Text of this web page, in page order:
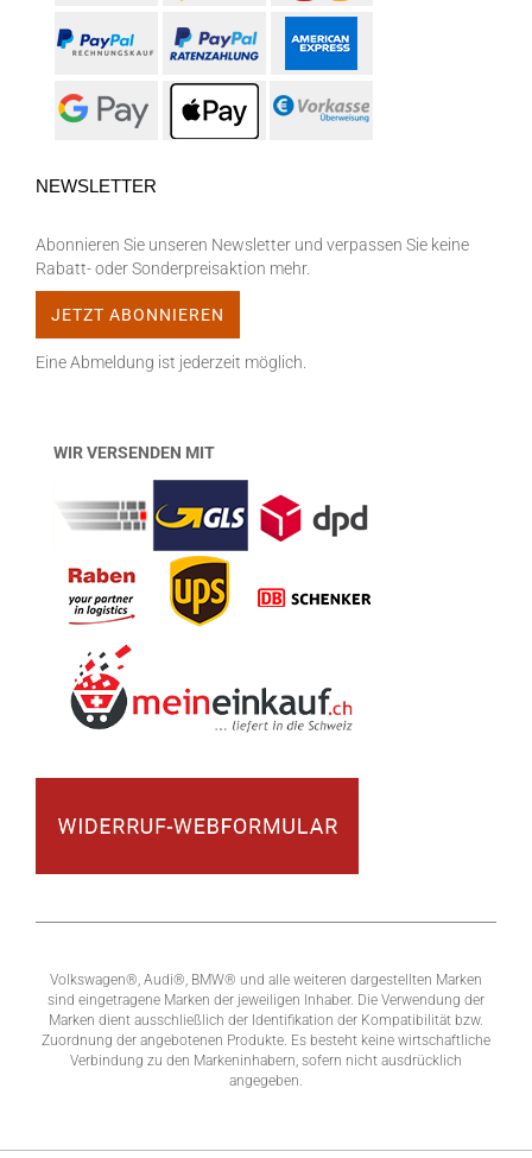
NEWSLETTER
Abonnieren Sie unseren Newsletter und verpassen Sie keine
Rabatt- oder Sonderpreisaktion mehr.
Eine Abmeldung ist jederzeit möglich.
WIR VERSENDEN MIT
Volkswagen®, Audi®, BMW® und alle weiteren dargestellten Marken
sind eingetragene Marken der jeweiligen Inhaber. Die Verwendung der
Marken dient ausschließlich der Identifikation der Kompatibilität bzw.
Zuordnung der angebotenen Produkte. Es besteht keine wirtschaftliche
Verbindung zu den Markeninhabern, sofern nicht ausdrücklich
angegeben.